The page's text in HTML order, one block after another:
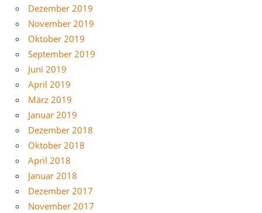
Dezember 2019
November 2019
Oktober 2019
September 2019
Juni 2019
April 2019
März 2019
Januar 2019
Dezember 2018
Oktober 2018
April 2018
Januar 2018
Dezember 2017
November 2017